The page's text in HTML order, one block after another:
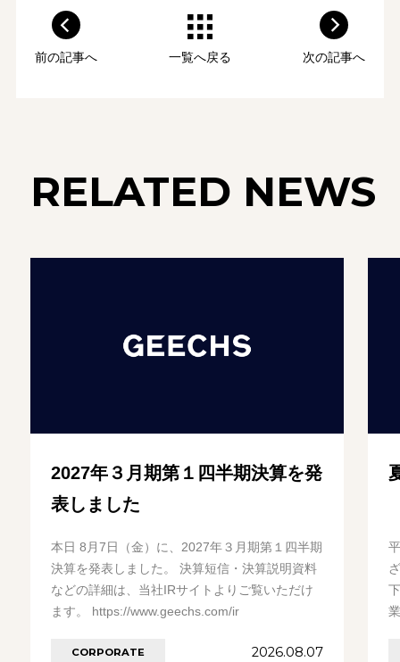
前の記事へ 一覧へ戻る 次の記事へ
RELATED NEWS
2027年３月期第１四半期決算を発
表しました
本日 8月7日（金）に、2027年３月期第１四半期
決算を発表しました。 決算短信・決算説明資料
などの詳細は、当社IRサイトよりご覧いただけ
ます。 https://www.geechs.com/ir
CORPORATE 2026.08.07